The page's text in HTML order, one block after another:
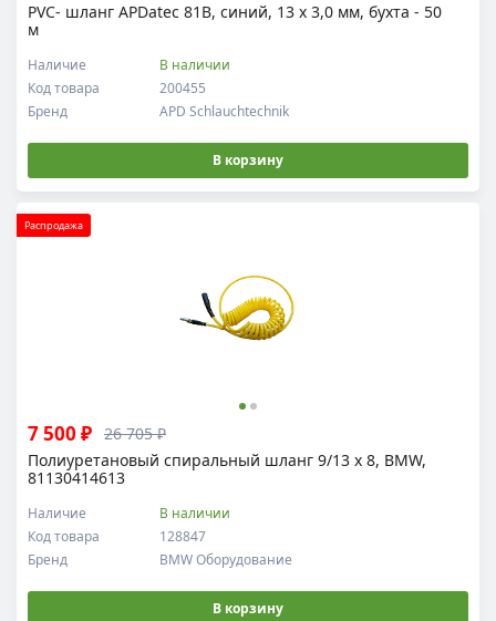
PVC- шланг APDatec 81B, синий, 13 x 3,0 мм, бухта - 50
м
Код товара 200455
Наличие В наличии
Бренд APD Schlauchtechnik
В корзину
Распродажа
Полиуретановый спиральный шланг 9/13 x 8, BMW,
81130414613
Код товара 128847
Наличие В наличии
Бренд BMW Оборудование
7 500 ₽ 26 705 ₽
В корзину